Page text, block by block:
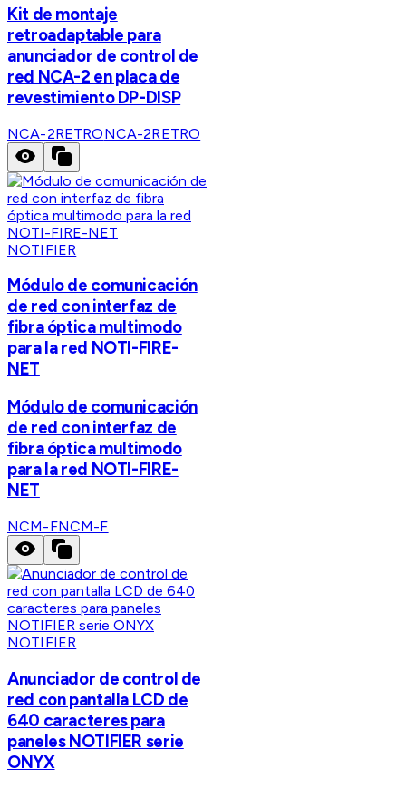
Kit de montaje
retroadaptable para
anunciador de control de
red NCA-2 en placa de
revestimiento DP-DISP
NCA-2RETRONCA-2RETRO
NOTIFIER
Módulo de comunicación
de red con interfaz de
fibra óptica multimodo
para la red NOTI-FIRE-
NET
Módulo de comunicación
de red con interfaz de
fibra óptica multimodo
para la red NOTI-FIRE-
NET
NCM-FNCM-F
NOTIFIER
Anunciador de control de
red con pantalla LCD de
640 caracteres para
paneles NOTIFIER serie
ONYX